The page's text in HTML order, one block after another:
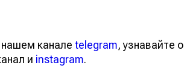
нашем канале telegram, узнавайте о
и instagram.